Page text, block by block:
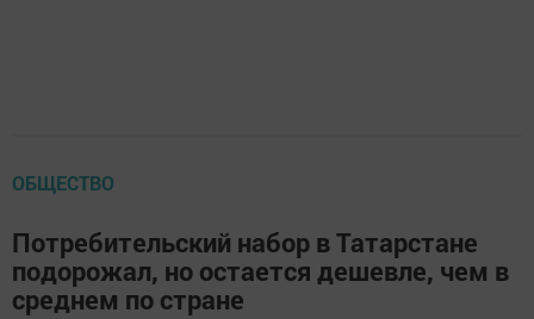
ОБЩЕСТВО
Потребительский набор в Татарстане
подорожал, но остается дешевле, чем в
среднем по стране